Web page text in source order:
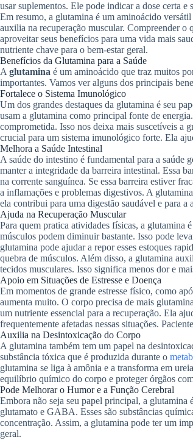
usar suplementos. Ele pode indicar a dose certa e
Em resumo, a glutamina é um aminoácido
auxilia na recuperação muscular. Compreender o
aproveitar seus benefícios para uma vida mais
nutriente chave para o bem-estar geral.
Benefícios da Glutamina para a Saúde
Aglutamina é um aminoácido que traz muitos
importantes. Vamos ver alguns dos principais
Fortalece o Sistema Imunológico
Um dos grandes destaques da glutamina é seu
usam a glutamina como principal fonte de
comprometida. Isso nos deixa mais suscetíveis a
crucial para um sistema imunológico forte. Ela
Melhora a Saúde Intestinal
A saúde do intestino é fundamental para a saúde
manter a integridade da barreira intestinal. Essa
na corrente sanguínea. Se essa barreira estiver
a inflamações e problemas digestivos. A
ela contribui para uma digestão saudável e para a
Ajuda na Recuperação Muscular
Para quem pratica atividades físicas, a glutamina
músculos podem diminuir bastante. Isso pode
glutamina pode ajudar a repor esses estoques
quebra de músculos. Além disso, a glutamina
tecidos musculares. Isso significa menos dor e
Apoio em Situações de Estresse e Doença
Em momentos de grande estresse físico, como
aumenta muito. O corpo precisa de mais
um nutriente essencial para a recuperação. Ela
frequentemente afetadas nessas situações.
Auxilia na Desintoxicação do Corpo
A glutamina também tem um papel na
substância tóxica que é produzida durante o
glutamina se liga à amônia e a transforma em
equilíbrio químico do corpo e proteger órgãos
Pode Melhorar o Humor e a Função Cerebral
Embora não seja seu papel principal, a glutamina
glutamato e GABA. Esses são substâncias
concentração. Assim, a glutamina pode ter um
geral.